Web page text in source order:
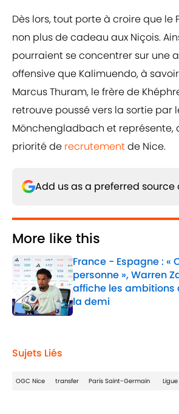
Dès lors, tout porte à croire que le
non plus de cadeau aux Niçois.
pourraient se concentrer sur une
offensive que Kalimuendo, à
Marcus Thuram, le frère de
retrouve poussé vers la sortie par
Mönchengladbach et représente,
priorité de recrutementde Nice.
Add us as a preferred source
More like this
France - Espagne : «
personne », Warren
affiche les ambitions
la demi
Published by on Invalid
Sujets Liés
OGC Nice transfer Paris Saint-Germain Ligue